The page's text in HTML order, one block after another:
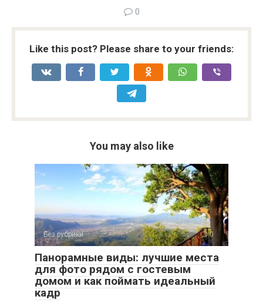
0
Like this post? Please share to your friends:
You may also like
Без рубрики 0
Панорамные виды: лучшие места
для фото рядом с гостевым
домом и как поймать идеальный
кадр